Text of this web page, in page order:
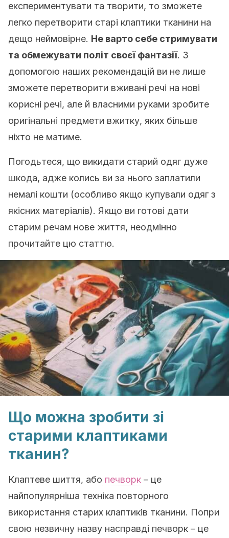
експериментувати та творити, то зможете
легко перетворити старі клаптики тканини на
дещо неймовірне. Не варто себе стримувати
та обмежувати політ своєї фантазії. З
допомогою наших рекомендацій ви не лише
зможете перетворити вживані речі на нові
корисні речі, але й власними руками зробите
оригінальні предмети вжитку, яких більше
ніхто не матиме.
Погодьтеся, що викидати старий одяг дуже
шкода, адже колись ви за нього заплатили
немалі кошти (особливо якщо купували одяг з
якісних матеріалів). Якщо ви готові дати
старим речам нове життя, неодмінно
прочитайте цю статтю.
Що можна зробити зі
старими клаптиками
тканин?
Клаптеве шиття, або печворк – це
найпопулярніша техніка повторного
використання старих клаптиків тканини. Попри
свою незвичну назву насправді печворк – це